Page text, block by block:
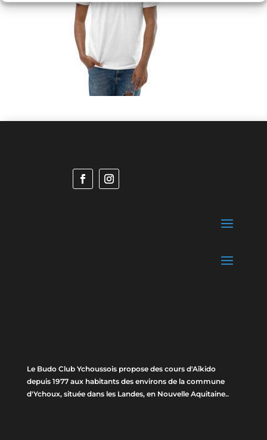
Le Budo Club Ychoussois propose des cours d'Aîkido
depuis 1977 aux habitants des environs de la commune
d'Ychoux, située dans les Landes, en Nouvelle Aquitaine..